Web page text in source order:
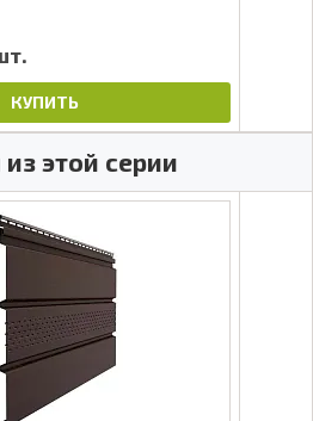
КУПИТЬ
этой серии